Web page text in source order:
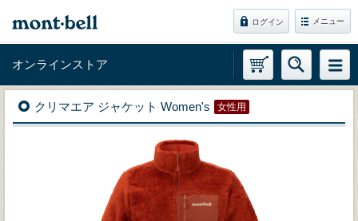
ログイン メニュー
オンラインストア
クリマエア ジャケット Women's 女性用